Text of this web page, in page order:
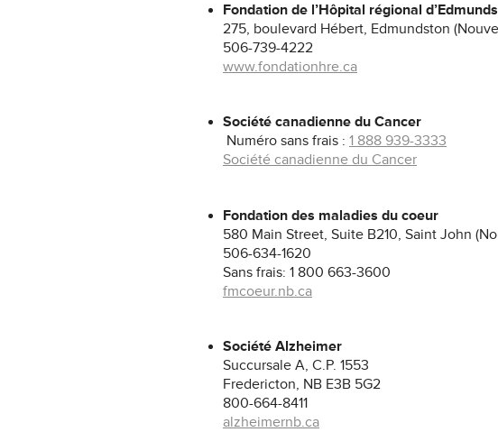
Fondation de l’Hôpital régional
275, boulevard Hébert, Edmundston
506-739-4222
www.fondationhre.ca
Société canadienne du Cancer
Numéro sans frais : 1 888 939-3333
Société canadienne du Cancer
Fondation des maladies du coeur
580 Main Street, Suite B210, Saint John
506-634-1620
Sans frais: 1 800 663-3600
fmcoeur.nb.ca
Société Alzheimer
Succursale A, C.P. 1553
Fredericton, NB E3B 5G2
800-664-8411
alzheimernb.ca